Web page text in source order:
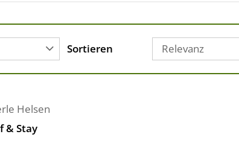
Sortieren Relevanz
Helsen
& Stay